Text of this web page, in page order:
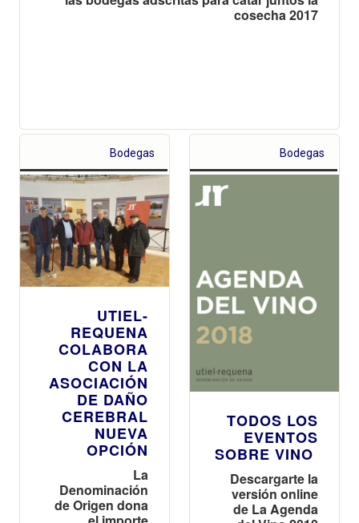
cosecha 2017
Bodegas
UTIEL-
REQUENA
COLABORA
CON LA
ASOCIACIÓN
DE DAÑO
CEREBRAL
NUEVA
OPCIÓN
La
Denominación
de Origen dona
Bodegas
TODOS LOS
EVENTOS
SOBRE VINO
Descargarte la
versión online
de La Agenda